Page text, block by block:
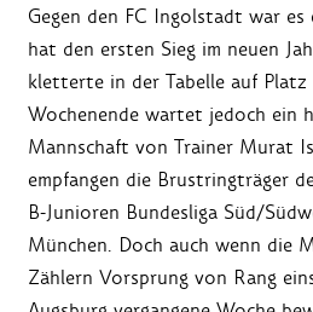
Gegen den FC Ingolstadt war
hat den ersten Sieg im neuen
kletterte in der Tabelle auf Platz
Wochenende wartet jedoch ein
Mannschaft von Trainer Murat
empfangen die Brustringträger
B-Junioren Bundesliga Süd/
München. Doch auch wenn die
Zählern Vorsprung von Rang